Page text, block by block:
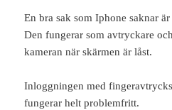
En bra sak som Iphone saknar
Den fungerar som avtryckare
kameran när skärmen är låst.
Inloggningen med
fungerar helt problemfritt.